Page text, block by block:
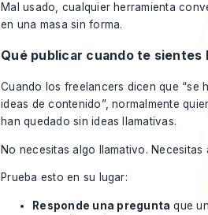
Mal usado, cualquier herramienta
en una masa sin forma.
Qué publicar cuando te sientes
Cuando los freelancers dicen que “se
ideas de contenido”, normalmente
han quedado sin ideas llamativas.
No necesitas algo llamativo. Necesitas
Prueba esto en su lugar:
Responde una pregunta que